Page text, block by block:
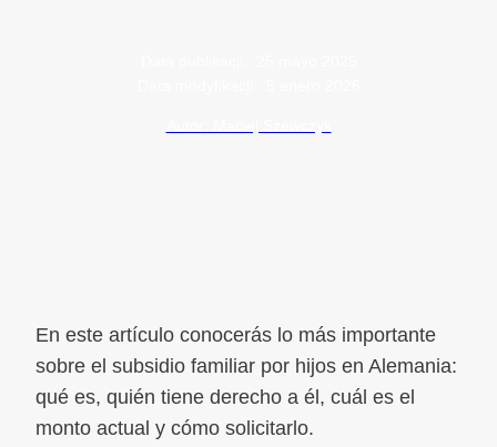
En este artículo conocerás lo más importante
sobre el subsidio familiar por hijos en Alemania:
qué es, quién tiene derecho a él, cuál es el
monto actual y cómo solicitarlo.